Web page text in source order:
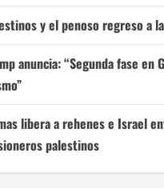
y el penoso regreso a
anuncia: “Segunda fase en
libera a rehenes e Israel
palestinos